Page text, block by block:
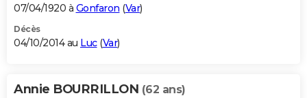
07/04/1920 à Gonfaron (Var)
Décès
04/10/2014 au Luc(Var)
Annie BOURRILLON (62 ans)